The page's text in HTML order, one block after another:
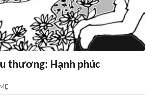
thương: Hạnh phúc